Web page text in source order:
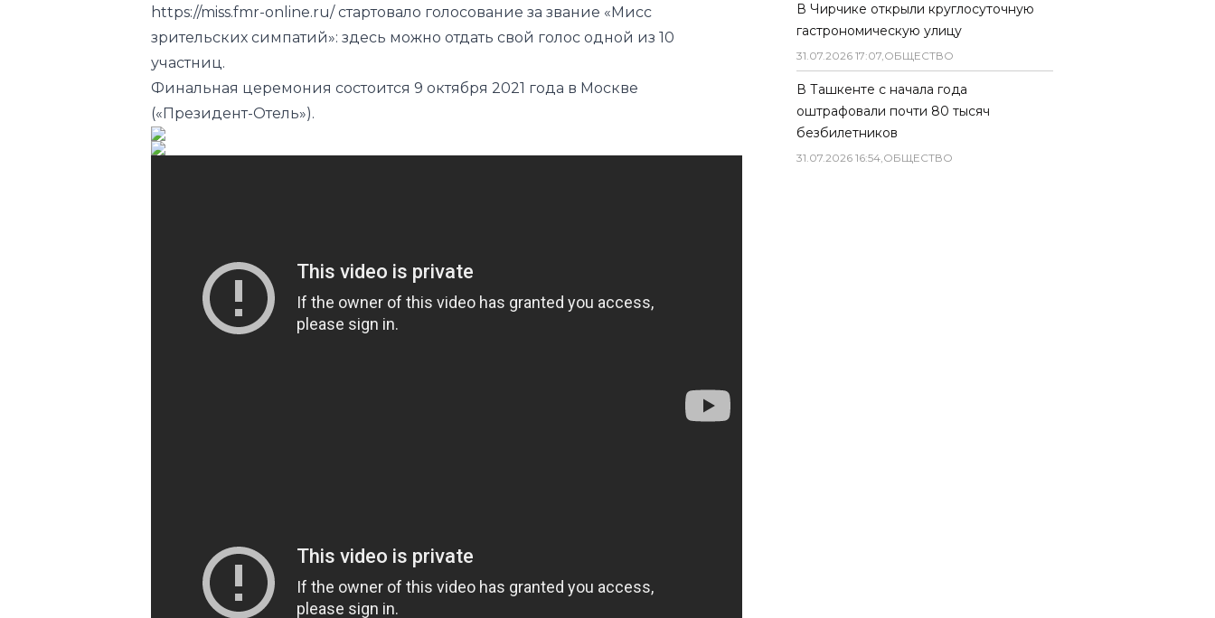
Финальная церемония состоится 9 октября 2021 года в Москве
(«Президент-Отель»).
В Чирчике открыли круглосуточную
гастрономическую улицу
31.07.2026 17:07,ОБЩЕСТВО
В Ташкенте с начала года
оштрафовали почти 80 тысяч
безбилетников
31.07.2026 16:54,ОБЩЕСТВО